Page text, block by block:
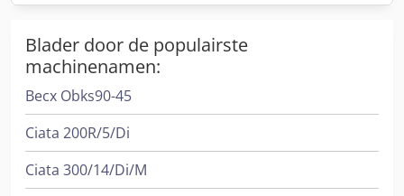
Blader door de populairste
machinenamen:
Becx Obks90-45
Ciata 200R/5/Di
Ciata 300/14/Di/M